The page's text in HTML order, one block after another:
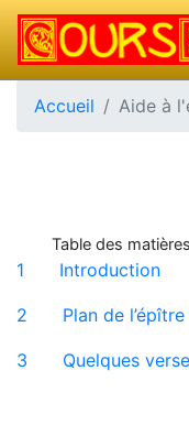
Accueil Aide à
Table des
1 Introduction
2 Plan de l’épître
3 Quelques